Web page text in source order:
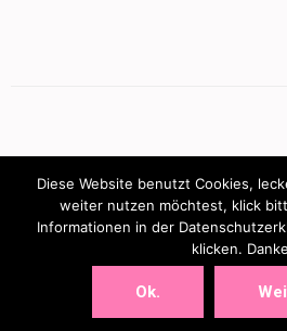
Diese Website benutzt Cookies,
weiter nutzen möchtest, klick
Informationen in der
klicken.
Ok.